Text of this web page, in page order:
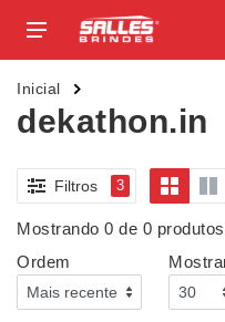
Inicial
dekathon.in
Filtros 3
Mostrando 0 de 0 produtos
Ordem